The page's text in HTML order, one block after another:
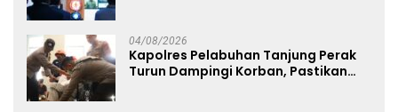
04/08/2026
Kapolres Pelabuhan Tanjung Perak
Turun Dampingi Korban, Pastikan